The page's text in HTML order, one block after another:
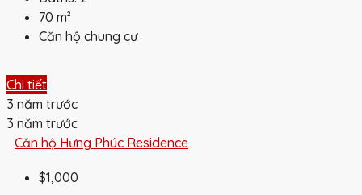
70 m²
Căn hộ chung cư
Chi tiết
3 năm trước
3 năm trước
Căn hộ Hưng Phúc Residence
$1,000